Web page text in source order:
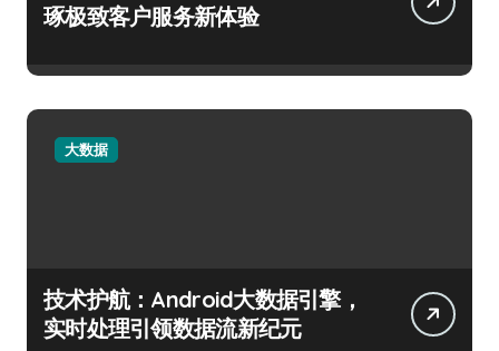
琢极致客户服务新体验
大数据
技术护航：Android大数据引擎，
实时处理引领数据流新纪元